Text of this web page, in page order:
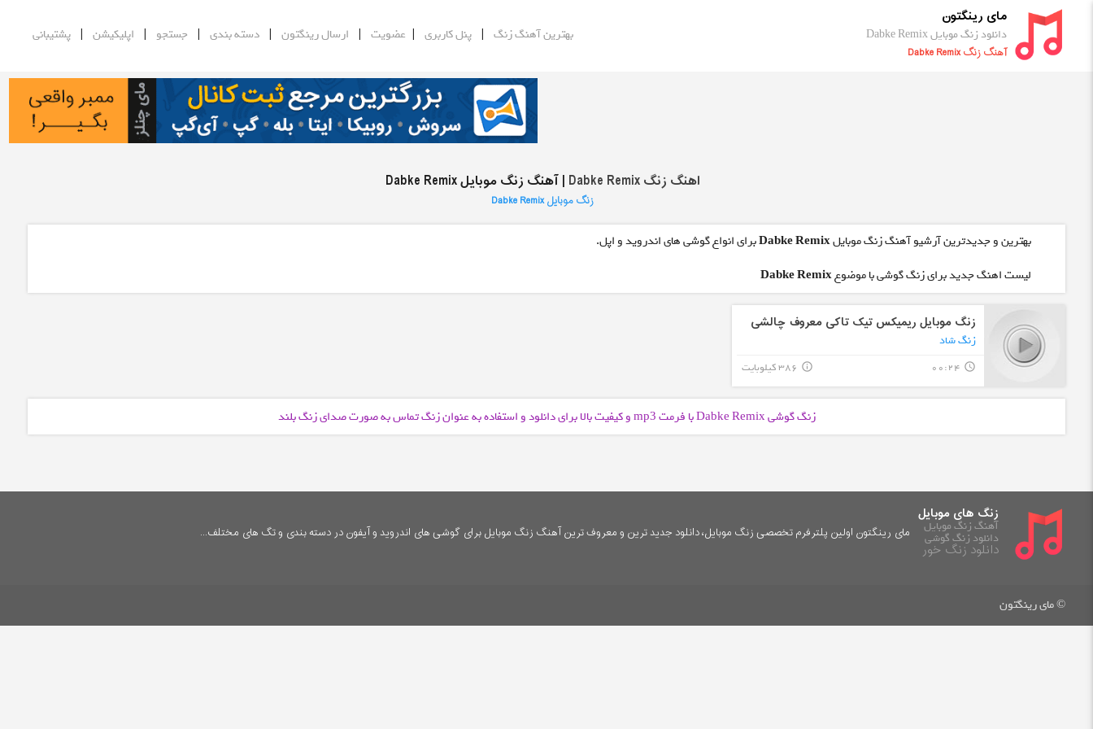
مای رینگتون
دانلود زنگ موبایل Dabke Remix
آهنگ زنگ Dabke Remix
بهترین آهنگ زنگ |پنل کاربری | عضویت | ارسال رینگتون |دسته بندی | جستجو | اپلیکیشن |پشتیبانی
اهنگ زنگ Dabke Remix | آهنگ زنگ موبایل Dabke Remix
زنگ موبایل Dabke Remix
بهترین و جدیدترین آرشیو آهنگ زنگ موبایلDabke Remixبرای انواع گوشی های اندروید و اپل.
لیست اهنگ جدید برای زنگ گوشی با موضوعDabke Remix
زنگ موبایل ریمیکس تیک تاکی معروف چالشی
زنگ شاد
query_builder
00:24 386 کیلوبایت info_outline
زنگ گوشی Dabke Remix با فرمت mp3 و کیفیت بالا برای دانلود و استفاده به عنوان زنگ تماس به صورت صدای زنگ بلند
زنگ های موبایل
آهنگ زنگ موبایل
دانلود زنگ گوشی
دانلود زنگ خور
مای رینگتون اولین پلترفرم تخصصی زنگ موبایل، دانلود جدید ترین و معروف ترین آهنگ زنگ موبایل برای گوشی های اندروید و آیفون در دسته بندی و تگ های مختلف...
© مای رینگتون